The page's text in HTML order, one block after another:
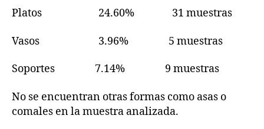
Platos 24.60% 31 muestras
Vasos 3.96% 5 muestras
Soportes 7.14% 9 muestras
No se encuentran otras formas como asas o
comales en la muestra analizada.